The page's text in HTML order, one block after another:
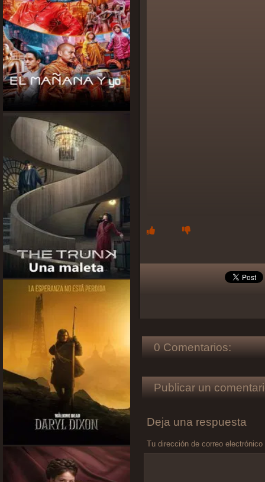
0 Comentarios:
Publicar un
Deja una respuesta
Tu dirección de correo